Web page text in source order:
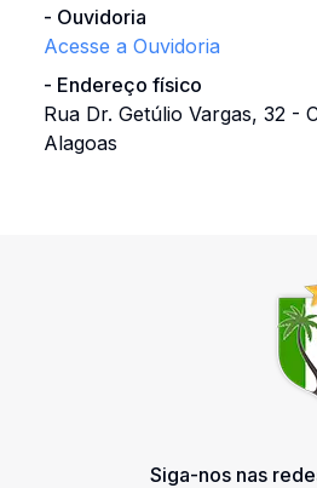
- Ouvidoria
Acesse a Ouvidoria
- Endereço físico
Rua Dr. Getúlio Vargas, 32 -
Alagoas
Siga-nos nas